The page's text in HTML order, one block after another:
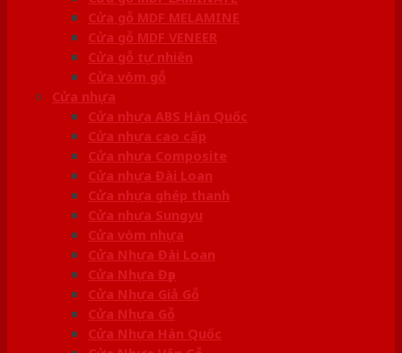
Cửa gỗ MDF MELAMINE
Cửa gỗ MDF VENEER
Cửa gỗ tự nhiên
Cửa vòm gỗ
Cửa nhựa
Cửa nhựa ABS Hàn Quốc
Cửa nhựa cao cấp
Cửa nhựa Composite
Cửa nhựa Đài Loan
Cửa nhựa ghép thanh
Cửa nhựa Sungyu
Cửa vòm nhựa
Cửa Nhựa Đài Loan
Cửa Nhựa Đẹp
Cửa Nhựa Giả Gỗ
Cửa Nhựa Gỗ
Cửa Nhựa Hàn Quốc